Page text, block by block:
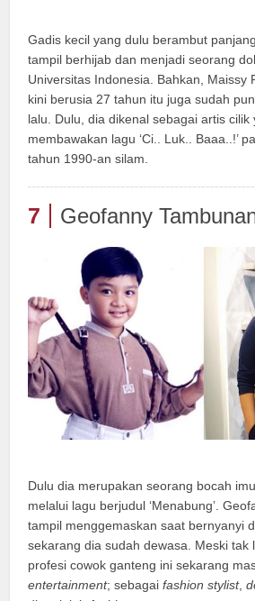
Gadis kecil yang dulu berambut
tampil berhijab dan menjadi seorang
Universitas Indonesia. Bahkan, Maissy
kini berusia 27 tahun itu juga sudah
lalu. Dulu, dia dikenal sebagai artis cilik
membawakan lagu ‘Ci.. Luk.. Baaa..!’
tahun 1990-an silam.
7 Geofanny
Dulu dia merupakan seorang bocah
melalui lagu berjudul ‘Menabung’.
tampil menggemaskan saat bernyanyi
sekarang dia sudah dewasa. Meski tak
profesi cowok ganteng ini sekarang
entertainment; sebagaifashion stylist,